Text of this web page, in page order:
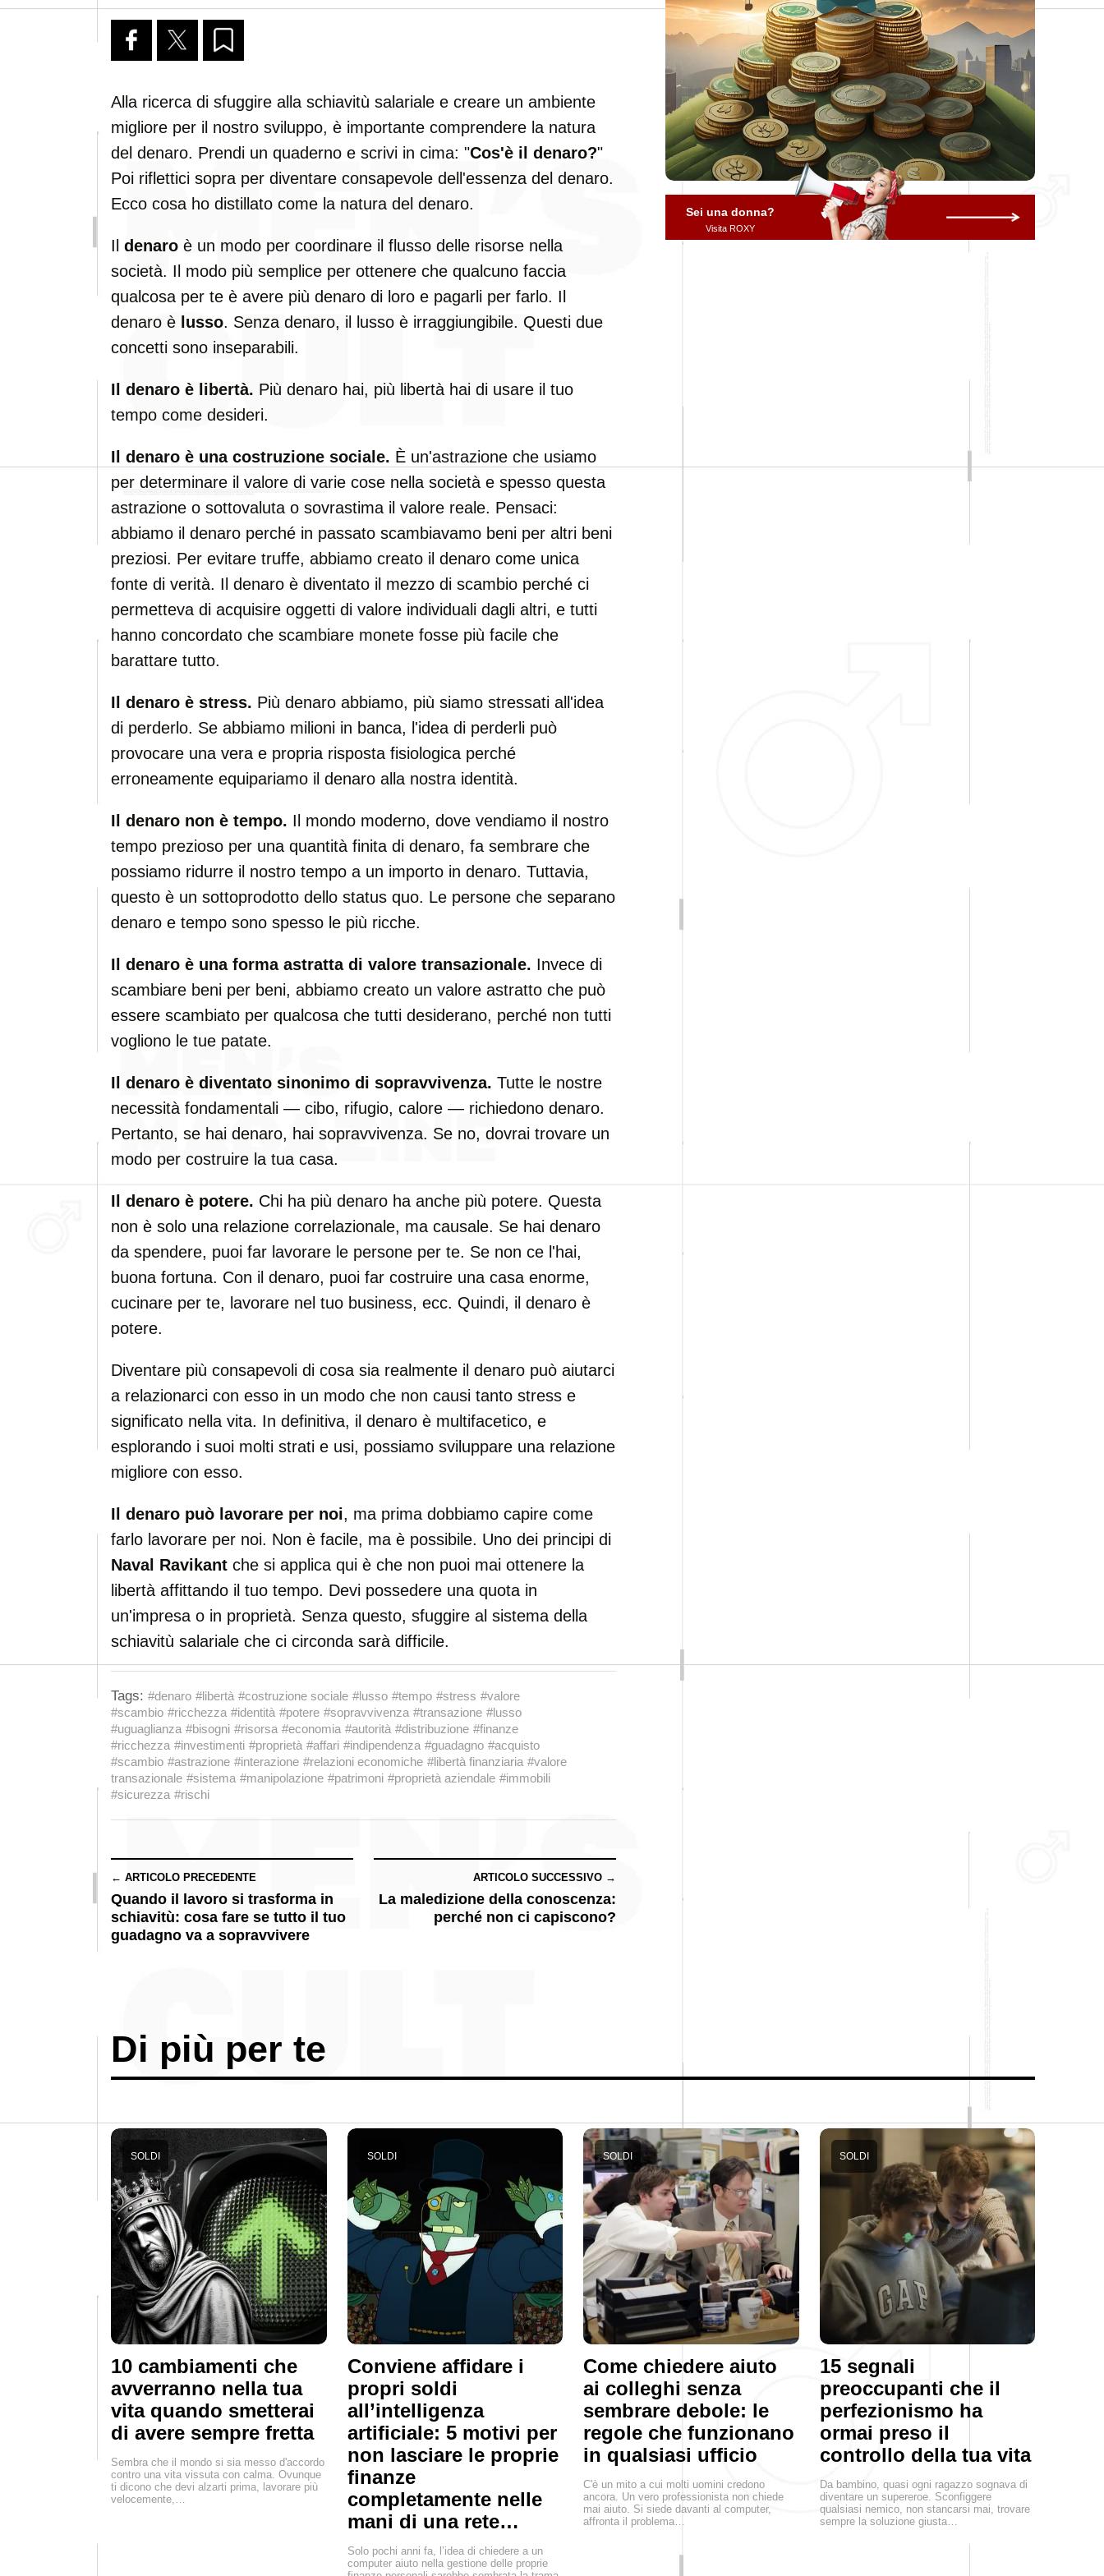
Alla ricerca di sfuggire alla schiavitù salariale e creare un ambiente
migliore per il nostro sviluppo, è importante comprendere la natura
del denaro. Prendi un quaderno e scrivi in cima: "Cos'è il denaro?"
Poi riflettici sopra per diventare consapevole dell'essenza del denaro.
Ecco cosa ho distillato come la natura del denaro.
Il denaro è un modo per coordinare il flusso delle risorse nella
società. Il modo più semplice per ottenere che qualcuno faccia
qualcosa per te è avere più denaro di loro e pagarli per farlo. Il
denaro è lusso. Senza denaro, il lusso è irraggiungibile. Questi due
concetti sono inseparabili.
Il denaro è libertà. Più denaro hai, più libertà hai di usare il tuo
tempo come desideri.
Il denaro è una costruzione sociale. È un'astrazione che usiamo
per determinare il valore di varie cose nella società e spesso questa
astrazione o sottovaluta o sovrastima il valore reale. Pensaci:
abbiamo il denaro perché in passato scambiavamo beni per altri beni
preziosi. Per evitare truffe, abbiamo creato il denaro come unica
fonte di verità. Il denaro è diventato il mezzo di scambio perché ci
permetteva di acquisire oggetti di valore individuali dagli altri, e tutti
hanno concordato che scambiare monete fosse più facile che
barattare tutto.
Il denaro è stress. Più denaro abbiamo, più siamo stressati all'idea
di perderlo. Se abbiamo milioni in banca, l'idea di perderli può
provocare una vera e propria risposta fisiologica perché
erroneamente equipariamo il denaro alla nostra identità.
Il denaro non è tempo. Il mondo moderno, dove vendiamo il nostro
tempo prezioso per una quantità finita di denaro, fa sembrare che
possiamo ridurre il nostro tempo a un importo in denaro. Tuttavia,
questo è un sottoprodotto dello status quo. Le persone che separano
denaro e tempo sono spesso le più ricche.
Il denaro è una forma astratta di valore transazionale. Invece di
scambiare beni per beni, abbiamo creato un valore astratto che può
essere scambiato per qualcosa che tutti desiderano, perché non tutti
vogliono le tue patate.
Il denaro è diventato sinonimo di sopravvivenza. Tutte le nostre
necessità fondamentali — cibo, rifugio, calore — richiedono denaro.
Pertanto, se hai denaro, hai sopravvivenza. Se no, dovrai trovare un
modo per costruire la tua casa.
Il denaro è potere. Chi ha più denaro ha anche più potere. Questa
non è solo una relazione correlazionale, ma causale. Se hai denaro
da spendere, puoi far lavorare le persone per te. Se non ce l'hai,
buona fortuna. Con il denaro, puoi far costruire una casa enorme,
cucinare per te, lavorare nel tuo business, ecc. Quindi, il denaro è
potere.
Diventare più consapevoli di cosa sia realmente il denaro può aiutarci
a relazionarci con esso in un modo che non causi tanto stress e
significato nella vita. In definitiva, il denaro è multifacetico, e
esplorando i suoi molti strati e usi, possiamo sviluppare una relazione
migliore con esso.
Il denaro può lavorare per noi, ma prima dobbiamo capire come
farlo lavorare per noi. Non è facile, ma è possibile. Uno dei principi di
Naval Ravikant che si applica qui è che non puoi mai ottenere la
libertà affittando il tuo tempo. Devi possedere una quota in
un'impresa o in proprietà. Senza questo, sfuggire al sistema della
schiavitù salariale che ci circonda sarà difficile.
Tags: #denaro #libertà #costruzione sociale #lusso #tempo #stress #valore
#scambio #ricchezza #identità #potere #sopravvivenza #transazione #lusso
#uguaglianza #bisogni #risorsa #economia #autorità #distribuzione #finanze
#ricchezza #investimenti #proprietà #affari #indipendenza #guadagno #acquisto
#scambio #astrazione #interazione #relazioni economiche #libertà finanziaria #valore
transazionale #sistema #manipolazione #patrimoni #proprietà aziendale #immobili
#sicurezza #rischi
← ARTICOLO PRECEDENTE
Quando il lavoro si trasforma in
schiavitù: cosa fare se tutto il tuo
guadagno va a sopravvivere
ARTICOLO SUCCESSIVO →
La maledizione della conoscenza:
perché non ci capiscono?
Sei una donna?
Visita ROXY
Di più per te
10 cambiamenti che
avverranno nella tua
vita quando smetterai
di avere sempre fretta
SOLDI
Sembra che il mondo si sia messo d'accordo
contro una vita vissuta con calma. Ovunque
ti dicono che devi alzarti prima, lavorare più
velocemente,…
Conviene affidare i
propri soldi
all’intelligenza
artificiale: 5 motivi per
non lasciare le proprie
finanze
completamente nelle
mani di una rete…
SOLDI
Solo pochi anni fa, l’idea di chiedere a un
computer aiuto nella gestione delle proprie
Come chiedere aiuto
ai colleghi senza
sembrare debole: le
regole che funzionano
in qualsiasi ufficio
SOLDI
C'è un mito a cui molti uomini credono
ancora. Un vero professionista non chiede
mai aiuto. Si siede davanti al computer,
affronta il problema…
15 segnali
preoccupanti che il
perfezionismo ha
ormai preso il
controllo della tua vita
SOLDI
Da bambino, quasi ogni ragazzo sognava di
diventare un supereroe. Sconfiggere
qualsiasi nemico, non stancarsi mai, trovare
sempre la soluzione giusta…